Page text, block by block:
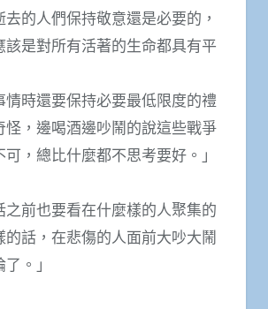
去的人們保持敬意還是必要的，
該是對所有活著的生命都具有平
情時還要保持必要最低限​​度的禮
怪，邊喝酒邊吵鬧的說這些戰爭
，總比什麼都不思考要好。」
之前也要看在什麼樣的人聚集的
的話，在悲傷的人面前大吵大鬧
。」